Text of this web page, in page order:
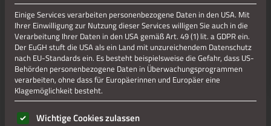
Jetzt teilen
Einige Services verarbeiten personenbezogene Daten in den USA. Mit
Ihrer Einwilligung zur Nutzung dieser Services willigen Sie auch in die
Verarbeitung Ihrer Daten in den USA gemäß Art. 49 (1) lit. a GDPR ein.
Der EuGH stuft die USA als ein Land mit unzureichendem Datenschutz
nach EU-Standards ein. Es besteht beispielsweise die Gefahr, dass US-
Behörden personenbezogene Daten in Überwachungsprogrammen
verarbeiten, ohne dass für Europäerinnen und Europäer eine
Klagemöglichkeit besteht.
Es folgt eine Liste der Service-Gruppen, für die eine
Wichtige Cookies zulassen